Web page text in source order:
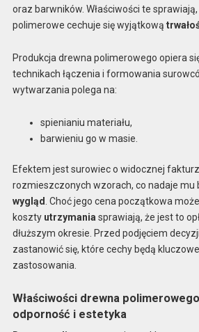
oraz barwników. Właściwości te
polimerowe cechuje się wyjątkową
Produkcja drewna polimerowego opiera
technikach łączenia i formowania
wytwarzania polega na:
spienianiu materiału,
barwieniu go w masie.
Efektem jest surowiec o widocznej
rozmieszczonych wzorach, co nadaje mu
wygląd . Choć jego cena początkowa
koszty utrzymania sprawiają, że jest to
dłuższym okresie. Przed podjęciem
zastanowić się, które cechy będą
zastosowania.
Właściwości drewna
odporność i estetyka